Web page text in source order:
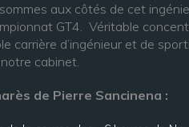
aux côtés de cet
GT4. Véritable
carrière d’ingénieur et de
cabinet.
de Pierre Sancinena :